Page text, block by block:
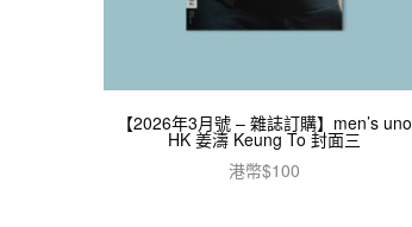
【2026年3月號 – 雜誌訂購】men’s uno
HK 姜濤 Keung To 封面三
港幣$100